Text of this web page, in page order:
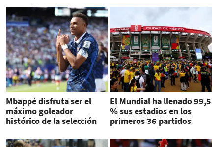
Mbappé disfruta ser el
máximo goleador
histórico de la selección
El Mundial ha llenado 99,5
% sus estadios en los
primeros 36 partidos